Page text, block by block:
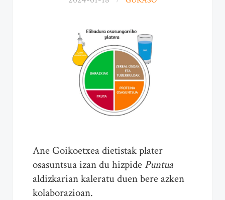
Ane Goikoetxea dietistak plater
osasuntsua izan du hizpide Puntua
aldizkarian kaleratu duen bere azken
kolaborazioan.